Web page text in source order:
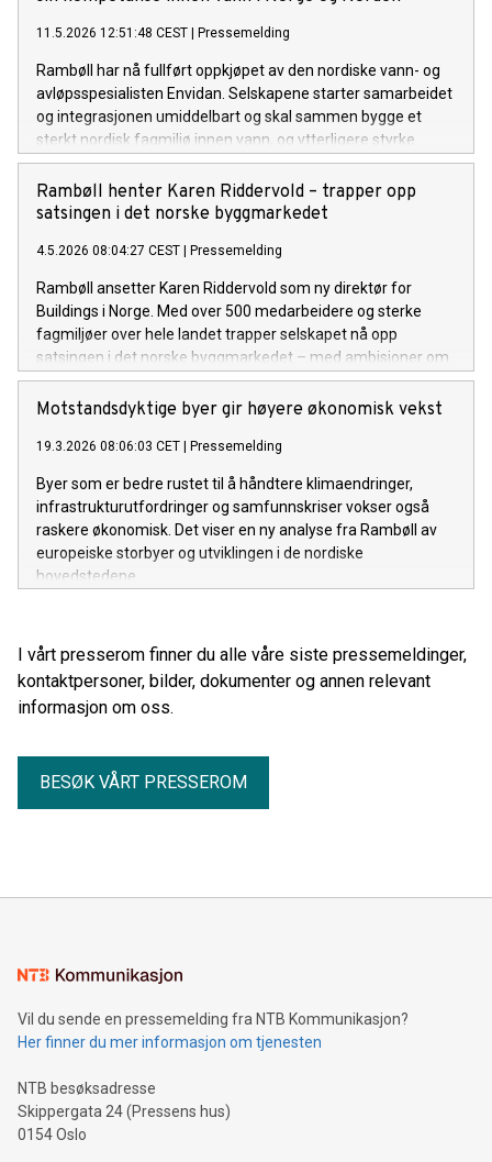
11.5.2026 12:51:48 CEST | Pressemelding
Rambøll har nå fullført oppkjøpet av den nordiske vann- og
avløpsspesialisten Envidan. Selskapene starter samarbeidet
og integrasjonen umiddelbart og skal sammen bygge et
sterkt nordisk fagmiljø innen vann, og ytterligere styrke
Rambølls posisjon i Norden og internasjonalt.
Rambøll henter Karen Riddervold – trapper opp
satsingen i det norske byggmarkedet
4.5.2026 08:04:27 CEST | Pressemelding
Rambøll ansetter Karen Riddervold som ny direktør for
Buildings i Norge. Med over 500 medarbeidere og sterke
fagmiljøer over hele landet trapper selskapet nå opp
satsingen i det norske byggmarkedet – med ambisjoner om
vekst innen både tradisjonelle byggeprosjekter og nye
markeder som industri, sikkerhet, renseanlegg, datasentre,
Motstandsdyktige byer gir høyere økonomisk vekst
19.3.2026 08:06:03 CET | Pressemelding
Byer som er bedre rustet til å håndtere klimaendringer,
infrastrukturutfordringer og samfunnskriser vokser også
raskere økonomisk. Det viser en ny analyse fra Rambøll av
europeiske storbyer og utviklingen i de nordiske
hovedstedene.
I vårt presserom finner du alle våre siste pressemeldinger,
kontaktpersoner, bilder, dokumenter og annen relevant
informasjon om oss.
BESØK VÅRT PRESSEROM
Vil du sende en pressemelding fra NTB Kommunikasjon?
Her finner du mer informasjon om tjenesten
NTB besøksadresse
Skippergata 24 (Pressens hus)
0154 Oslo